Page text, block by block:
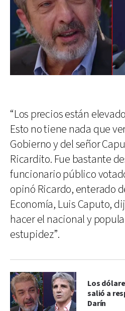
“Los precios están
Esto no tiene nada que
Gobierno y del señor
Ricardito. Fue bastante
funcionario público
opinó Ricardo, enterado
Economía, Luis Caputo,
hacer el nacional y
estupidez”.
Los
salió a
Darín